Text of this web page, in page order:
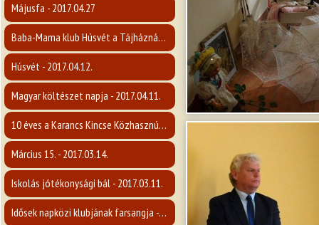
Májusfa - 2017.04.27
Baba-Mama klub Húsvét a Tájháznál - 2017.04.12.
Húsvét - 2017.04.12.
Magyar költészet napja - 2017.04.11.
10 éves a Karancs Kincse Közhasznú Egyesület - 2017.04.07.
Március 15. - 2017.03.14.
Iskolás jótékonysági bál - 2017.03.11.
Idősek napközi klubjának farsangja - 2017.02.16.